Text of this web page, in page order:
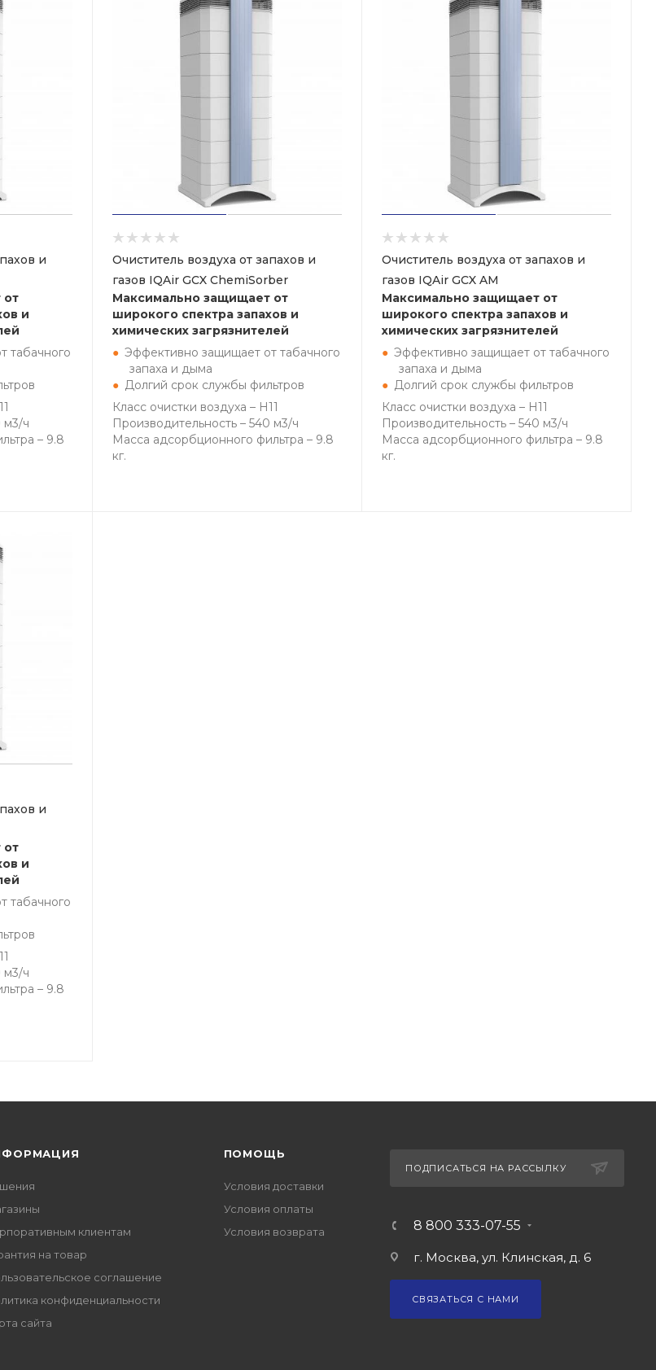
и
от
и
табачного
м3/ч
– 9.8
Очиститель воздуха от запахов и
газов IQAir GCX ChemiSorber
Максимально защищает от
широкого спектра запахов и
химических загрязнителей
Эффективно защищает от табачного
запаха и дыма
Долгий срок службы фильтров
Класс очистки воздуха – H11
Производительность – 540 м3/ч
Масса адсорбционного фильтра – 9.8
кг.
Очиститель воздуха от запахов и
газов IQAir GCX AM
Максимально защищает от
широкого спектра запахов и
химических загрязнителей
Эффективно защищает от табачного
запаха и дыма
Долгий срок службы фильтров
Класс очистки воздуха – H11
Производительность – 540 м3/ч
Масса адсорбционного фильтра – 9.8
кг.
и
от
и
табачного
м3/ч
– 9.8
клиентам
на товар
соглашение
конфиденциальности
сайта
ПОМОЩЬ
Условия доставки
Условия оплаты
Условия возврата
ПОДПИСАТЬСЯ НА РАССЫЛКУ
8 800 333-07-55
г. Москва, ул. Клинская, д. 6
СВЯЗАТЬСЯ С НАМИ